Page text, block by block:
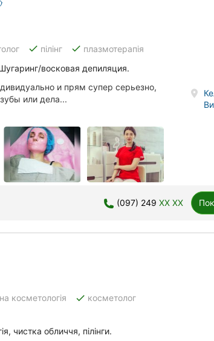
done пілінг done плазмотерапія
восковая депиляция.
и прям супер серьезно,
или дела...
(097) 249 XX XX
косметологія done косметолог
чистка обличчя, пілінги.